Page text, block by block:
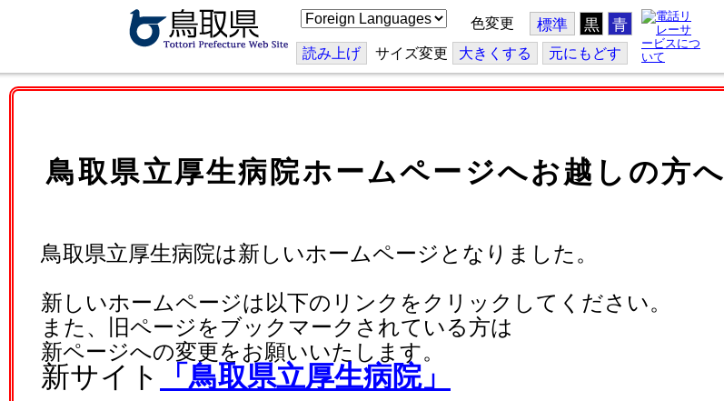
こ
の
ジ
を
翻
色変更 標準 黒 青
読み上げ サイズ変更 大きくする 元にもどす
鳥取県立厚生病院ホームページへお越しの方へ
鳥取県立厚生病院は新しいホームページとなりました。
新しいホームページは以下のリンクをクリックしてください。
また、旧ページをブックマークされている方は
新ページへの変更をお願いいたします。
新サイト 「鳥取県立厚生病院」